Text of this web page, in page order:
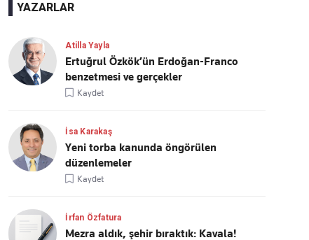
YAZARLAR
Atilla Yayla
Ertuğrul Özkök’ün Erdoğan-Franco
benzetmesi ve gerçekler
Kaydet
İsa Karakaş
Yeni torba kanunda öngörülen
düzenlemeler
Kaydet
İrfan Özfatura
Mezra aldık, şehir bıraktık: Kavala!